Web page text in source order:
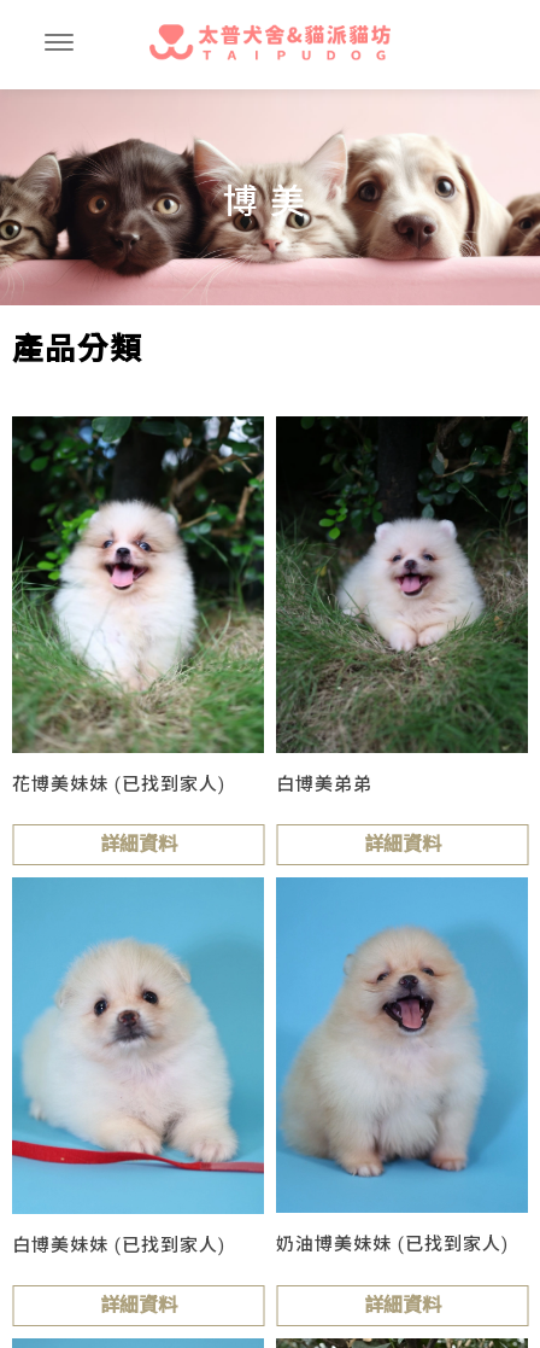
博美
產品分類
花博美妹妹 (已找到家人)
詳細資料
白博美弟弟
詳細資料
白博美妹妹 (已找到家人)
詳細資料
奶油博美妹妹 (已找到家人)
詳細資料